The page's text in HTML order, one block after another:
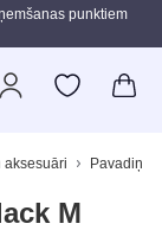
punktiem
aksesuāri
M